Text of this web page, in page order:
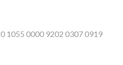
1055 0000 9202 0307 0919